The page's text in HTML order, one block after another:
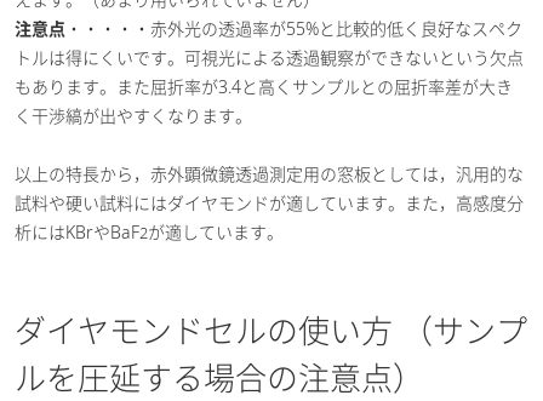
注意点 ・・・・・赤外光の透過率が55%と比較的低く良好なスペク
トルは得にくいです。可視光による透過観察ができないという欠点
もあります。また屈折率が3.4と高くサンプルとの屈折率差が大き
く干渉縞が出やすくなります。
以上の特長から，赤外顕微鏡透過測定用の窓板としては，汎用的な
試料や硬い試料にはダイヤモンドが適しています。また，高感度分
析にはKBrやBaF2が適しています。
ダイヤモンドセルの使い方 （サンプ
ルを圧延する場合の注意点）